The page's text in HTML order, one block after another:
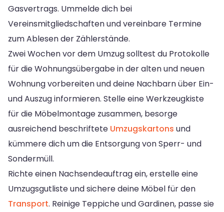
Gasvertrags. Ummelde dich bei
Vereinsmitgliedschaften und vereinbare Termine
zum Ablesen der Zählerstände.
Zwei Wochen vor dem Umzug solltest du Protokolle
für die Wohnungsübergabe in der alten und neuen
Wohnung vorbereiten und deine Nachbarn über Ein-
und Auszug informieren. Stelle eine Werkzeugkiste
für die Möbelmontage zusammen, besorge
ausreichend beschriftete Umzugskartons und
kümmere dich um die Entsorgung von Sperr- und
Sondermüll.
Richte einen Nachsendeauftrag ein, erstelle eine
Umzugsgutliste und sichere deine Möbel für den
Transport. Reinige Teppiche und Gardinen, passe sie